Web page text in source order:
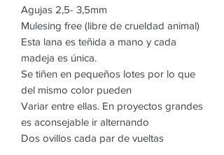
Agujas 2,5- 3,5mm
Mulesing free (libre de crueldad animal)
Esta lana es teñida a mano y cada
madeja es única.
Se tiñen en pequeños lotes por lo que
del mismo color pueden
Variar entre ellas. En proyectos grandes
es aconsejable ir alternando
Dos ovillos cada par de vueltas